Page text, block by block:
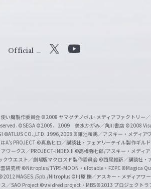
Official
b
e
O
f
f
い魔製作委員会 ©2008 ヤマグチノボル･メディアファクトリー
©SEGA ©2005、2009 美水かがみ／角川書店 ©2008
©ATLUS CO.,LTD. 1996,2008 ©鎌池和馬／アスキー・メディア
A's PROJECT ©真島ヒロ／講談社・フェアリーテイル製作ギル
ワークス／PROJECT-INDEX II ©高橋弥七郎/アスキー・メディ
ウエスト／劇場版マクロスＦ製作委員会 ©西尾維新／講談社・
研究所 ©Nitroplus/TYPE-MOON・ufotable・FZPC ©Magica
MAGES./5pb./Nitroplus ©川原 礫／アスキー・メディアワ
／SAO Project ©vividred project・MBS ©2013 プロジェクトラ